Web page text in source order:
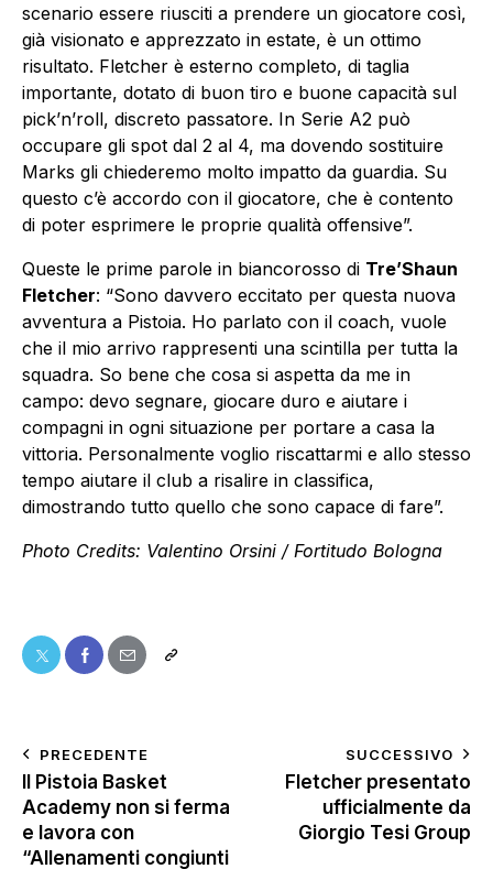
scenario essere riusciti a prendere un giocatore così,
già visionato e apprezzato in estate, è un ottimo
risultato. Fletcher è esterno completo, di taglia
importante, dotato di buon tiro e buone capacità sul
pick’n’roll, discreto passatore. In Serie A2 può
occupare gli spot dal 2 al 4, ma dovendo sostituire
Marks gli chiederemo molto impatto da guardia. Su
questo c’è accordo con il giocatore, che è contento
di poter esprimere le proprie qualità offensive”.
Queste le prime parole in biancorosso di Tre’Shaun
Fletcher: “Sono davvero eccitato per questa nuova
avventura a Pistoia. Ho parlato con il coach, vuole
che il mio arrivo rappresenti una scintilla per tutta la
squadra. So bene che cosa si aspetta da me in
campo: devo segnare, giocare duro e aiutare i
compagni in ogni situazione per portare a casa la
vittoria. Personalmente voglio riscattarmi e allo stesso
tempo aiutare il club a risalire in classifica,
dimostrando tutto quello che sono capace di fare”.
Photo Credits: Valentino Orsini / Fortitudo Bologna
PRECEDENTE
Il Pistoia Basket
Academy non si ferma
e lavora con
“Allenamenti congiunti
SUCCESSIVO
Fletcher presentato
ufficialmente da
Giorgio Tesi Group